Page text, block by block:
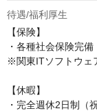
待遇/福利厚生
【保険】
・各種社会保険完備
※関東ITソフトウェ
【休暇】
・完全週休2日制（